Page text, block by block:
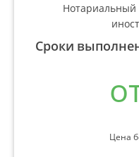
Нотариальный
Сроки
Цена